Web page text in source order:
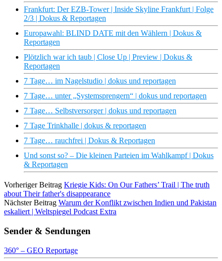
Frankfurt: Der EZB-Tower | Inside Skyline Frankfurt | Folge
2/3 | Dokus & Reportagen
Europawahl: BLIND DATE mit den Wählern | Dokus &
Reportagen
Plötzlich war ich taub | Close Up | Preview | Dokus &
Reportagen
7 Tage… im Nagelstudio | dokus und reportagen
7 Tage… unter „Systemsprengern“ | dokus und reportagen
7 Tage… Selbstversorger | dokus und reportagen
7 Tage Trinkhalle | dokus & reportagen
7 Tage… rauchfrei | Dokus & Reportagen
Und sonst so? – Die kleinen Parteien im Wahlkampf | Dokus
& Reportagen
Vorheriger Beitrag Kriegie Kids: On Our Fathers’ Trail | The truth
about Their father's disappearance
Nächster Beitrag Warum der Konflikt zwischen Indien und Pakistan
eskaliert | Weltspiegel Podcast Extra
Sender & Sendungen
360° – GEO Reportage